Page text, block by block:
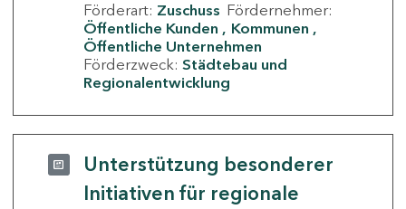
Förderart: Zuschuss Fördernehmer:
Öffentliche Kunden
Kommunen
Öffentliche Unternehmen
Förderzweck: Städtebau und
Regionalentwicklung
Unterstützung besonderer
Initiativen für regionale